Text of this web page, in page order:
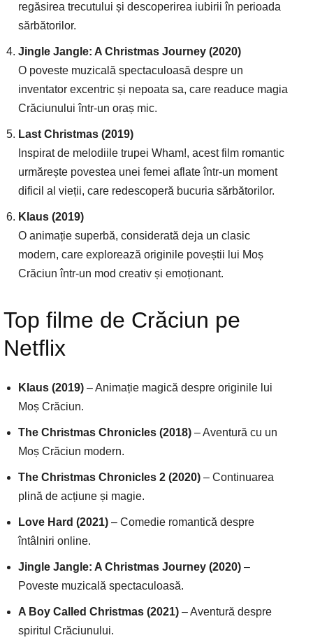
regăsirea trecutului și descoperirea iubirii în perioada
sărbătorilor.
Jingle Jangle: A Christmas Journey (2020)
O poveste muzicală spectaculoasă despre un
inventator excentric și nepoata sa, care readuce magia
Crăciunului într-un oraș mic.
Last Christmas (2019)
Inspirat de melodiile trupei Wham!, acest film romantic
urmărește povestea unei femei aflate într-un moment
dificil al vieții, care redescoperă bucuria sărbătorilor.
Klaus (2019)
O animație superbă, considerată deja un clasic
modern, care explorează originile poveștii lui Moș
Crăciun într-un mod creativ și emoționant.
Top filme de Crăciun pe
Netflix
Klaus (2019) – Animație magică despre originile lui
Moș Crăciun.
The Christmas Chronicles (2018) – Aventură cu un
Moș Crăciun modern.
The Christmas Chronicles 2 (2020) – Continuarea
plină de acțiune și magie.
Love Hard (2021) – Comedie romantică despre
întâlniri online.
Jingle Jangle: A Christmas Journey (2020) –
Poveste muzicală spectaculoasă.
A Boy Called Christmas (2021) – Aventură despre
spiritul Crăciunului.